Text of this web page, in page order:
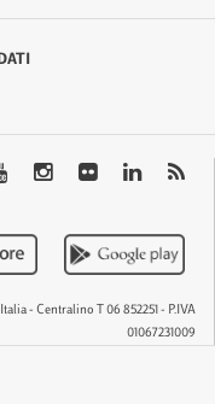
- Centralino T 06 852251 - P.IVA
01067231009